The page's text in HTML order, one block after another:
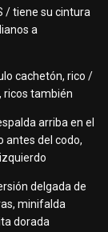
/ tiene su cintura
a
cachetón, rico /
ricos también
arriba en el
antes del codo,
delgada de
minifalda
dorada